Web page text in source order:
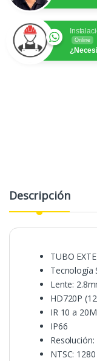
Online
Descripción
TUBO
Tecnología
Lente:
HD720P
IR 10 a 20M
IP66
NTSC: